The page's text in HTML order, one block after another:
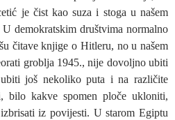
je čist kao suza i stoga u našem
demokratskim društvima normalno
čitave knjige o Hitleru, no u našem
groblja 1945., nije dovoljno ubiti
još nekoliko puta i na različite
bilo kakve spomen ploče ukloniti,
iz povijesti. U starom Egiptu